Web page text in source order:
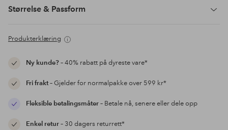
Størrelse & Passform
Produkterklæring
Ny kunde?– 40% rabatt på dyreste vare*
Fri frakt– Gjelder for normalpakke over 599 kr*
Fleksible betalingsmåter– Betale nå, senere eller dele opp
Enkel retur– 30 dagers returrett*